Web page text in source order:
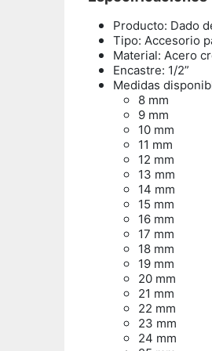
Producto: Dado
Tipo: Accesorio
Material: Acero
Encastre: 1/2”
Medidas
8 mm
9 mm
10 mm
11 mm
12 mm
13 mm
14 mm
15 mm
16 mm
17 mm
18 mm
19 mm
20 mm
21 mm
22 mm
23 mm
24 mm